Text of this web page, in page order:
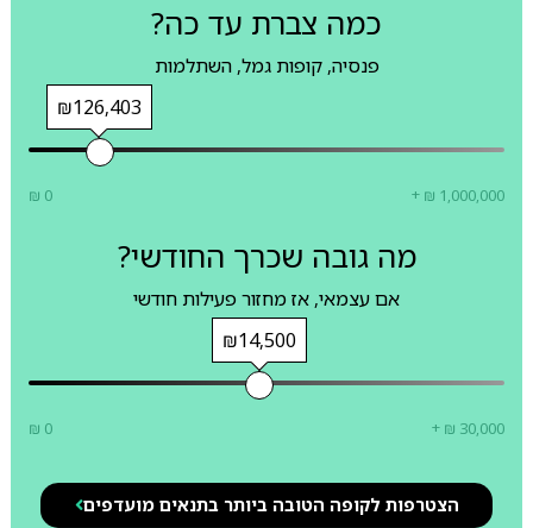
כמה צברת עד כה?
פנסיה, קופות גמל, השתלמות
₪126,403
₪ 0 + ₪ 1,000,000
מה גובה שכרך החודשי?
אם עצמאי, אז מחזור פעילות חודשי
₪14,500
₪ 0 + ₪ 30,000
הצטרפות לקופה הטובה ביותר בתנאים מועדפים